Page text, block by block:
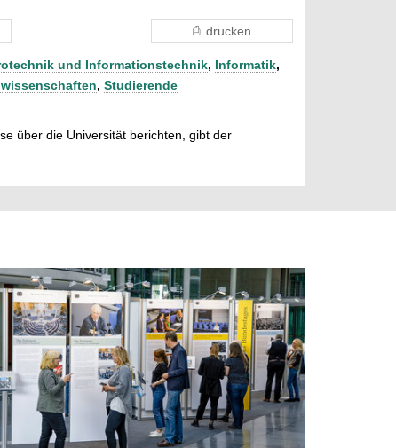
drucken
und Informationstechnik, Informatik,
, Studierende
über die Universität berichten, gibt der